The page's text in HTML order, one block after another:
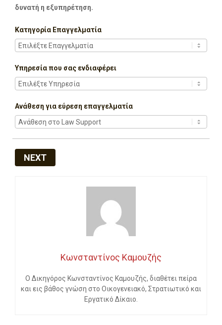
δυνατή η εξυπηρέτηση.
Κατηγορία Επαγγελματία
Υπηρεσία που σας ενδιαφέρει
Ανάθεση για εύρεση επαγγελματία
NEXT
Κωνσταντίνος Καμουζής
Ο Δικηγόρος Κωνσταντίνος Καμουζής, διαθέτει πείρα
και εις βάθος γνώση στο Οικογενειακό, Στρατιωτικό και
Εργατικό Δίκαιο.